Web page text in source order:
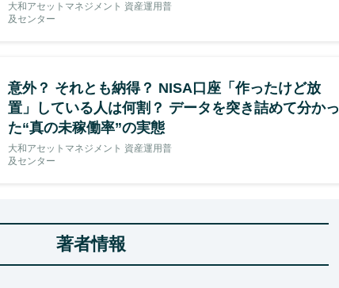
大和アセットマネジメント 資産運用普
及センター
意外？ それとも納得？ NISA口座「作ったけど放
置」している人は何割？ データを突き詰めて分かっ
た“真の未稼働率”の実態
大和アセットマネジメント 資産運用普
及センター
著者情報